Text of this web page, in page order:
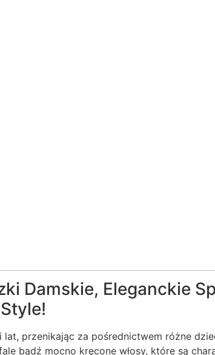
Damskie, Eleganckie
przenikając za pośrednictwem różne
bądź mocno kręcone włosy, które są